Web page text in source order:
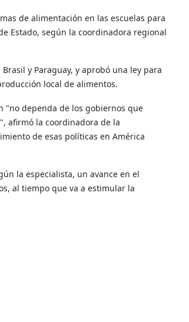
de alimentación en las escuelas para
Estado, según la coordinadora regional
y Paraguay, y aprobó una ley para
local de alimentos.
"no dependa de los gobiernos que
afirmó la coordinadora de la
de esas políticas en América
la especialista, un avance en el
al tiempo que va a estimular la